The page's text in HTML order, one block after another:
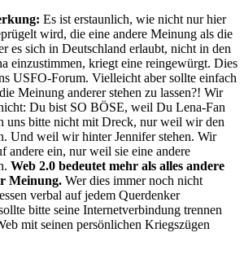
Es ist erstaunlich, wie nicht nur hier
wird, die eine andere Meinung als die
es sich in Deutschland erlaubt, nicht in den
einzustimmen, kriegt eine reingewürgt. Dies
USFO-Forum. Vielleicht aber sollte einfach
Meinung anderer stehen zu lassen?! Wir
Du bist SO BÖSE, weil Du Lena-Fan
uns bitte nicht mit Dreck, nur weil wir den
Und weil wir hinter Jennifer stehen. Wir
andere ein, nur weil sie eine andere
Web 2.0 bedeutet mehr als alles andere
Meinung. Wer dies immer noch nicht
verbal auf jedem Querdenker
bitte seine Internetverbindung trennen
mit seinen persönlichen Kriegszügen